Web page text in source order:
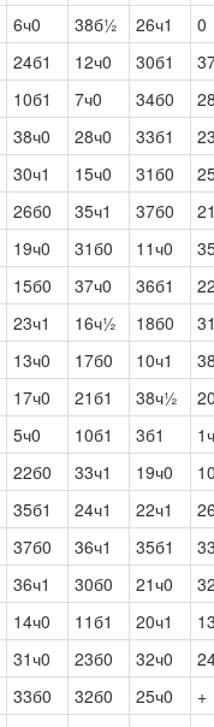
6ч0 38б½ 26ч1 0
24б1 12ч0 30б1
10б1 7ч0 34б0
38ч0 28ч0 33б1
30ч1 15ч0 31б0
26б0 35ч1 37б0
19ч0 31б0 11ч0
15б0 37ч0 36б1
23ч1 16ч½ 18б0
13ч0 17б0 10ч1
17ч0 21б1 38ч½
5ч0 10б1 3б1
22б0 33ч1 19ч0
35б1 24ч1 22ч1
37б0 36ч1 35б1
36ч1 30б0 21ч0
14ч0 11б1 20ч1
31ч0 23б0 32ч0
33б0 32б0 25ч0 +